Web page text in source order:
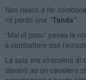
Non riesco a far
mi perdo una “Tanda”:
“Mal di poco” pensa la
a combattere con
La sala era stracolma di
davanti ad un cavaliere